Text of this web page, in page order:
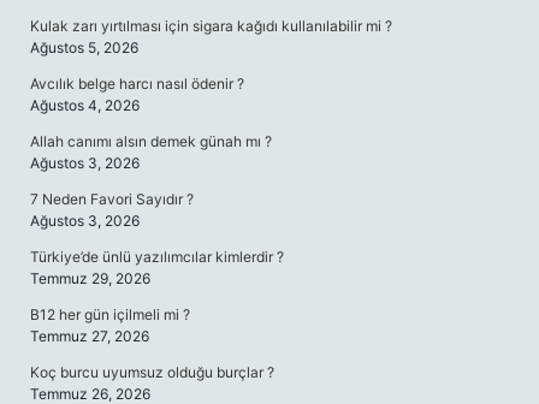
Kulak zarı yırtılması için sigara kağıdı kullanılabilir mi ?
Ağustos 5, 2026
Avcılık belge harcı nasıl ödenir ?
Ağustos 4, 2026
Allah canımı alsın demek günah mı ?
Ağustos 3, 2026
7 Neden Favori Sayıdır ?
Ağustos 3, 2026
Türkiye’de ünlü yazılımcılar kimlerdir ?
Temmuz 29, 2026
B12 her gün içilmeli mi ?
Temmuz 27, 2026
Koç burcu uyumsuz olduğu burçlar ?
Temmuz 26, 2026